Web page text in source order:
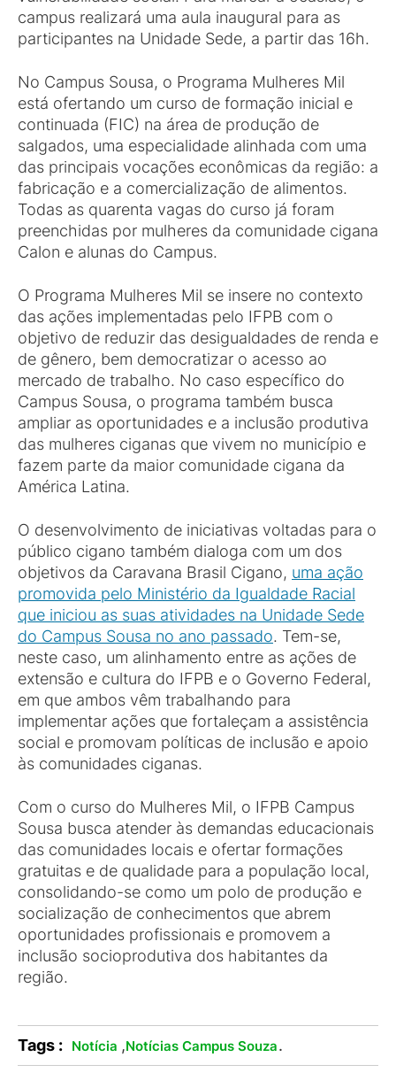
campus realizará uma aula inaugural para as
participantes na Unidade Sede, a partir das 16h.
No Campus Sousa, o Programa Mulheres Mil
está ofertando um curso de formação inicial e
continuada (FIC) na área de produção de
salgados, uma especialidade alinhada com uma
das principais vocações econômicas da região: a
fabricação e a comercialização de alimentos.
Todas as quarenta vagas do curso já foram
preenchidas por mulheres da comunidade cigana
Calon e alunas do Campus.
O Programa Mulheres Mil se insere no contexto
das ações implementadas pelo IFPB com o
objetivo de reduzir das desigualdades de renda e
de gênero, bem democratizar o acesso ao
mercado de trabalho. No caso específico do
Campus Sousa, o programa também busca
ampliar as oportunidades e a inclusão produtiva
das mulheres ciganas que vivem no município e
fazem parte da maior comunidade cigana da
América Latina.
O desenvolvimento de iniciativas voltadas para o
público cigano também dialoga com um dos
objetivos da Caravana Brasil Cigano, uma ação
promovida pelo Ministério da Igualdade Racial
que iniciou as suas atividades na Unidade Sede
do Campus Sousa no ano passado. Tem-se,
neste caso, um alinhamento entre as ações de
extensão e cultura do IFPB e o Governo Federal,
em que ambos vêm trabalhando para
implementar ações que fortaleçam a assistência
social e promovam políticas de inclusão e apoio
às comunidades ciganas.
Com o curso do Mulheres Mil, o IFPB Campus
Sousa busca atender às demandas educacionais
das comunidades locais e ofertar formações
gratuitas e de qualidade para a população local,
consolidando-se como um polo de produção e
socialização de conhecimentos que abrem
oportunidades profissionais e promovem a
inclusão socioprodutiva dos habitantes da
região.
Tags : Notícia ,Notícias Campus Souza.